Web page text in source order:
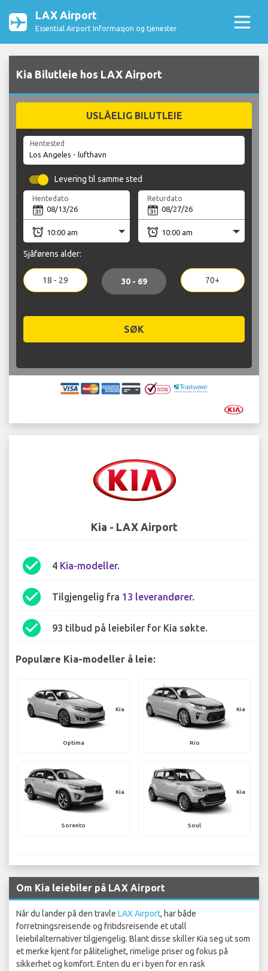
LAX Airport
Essential Airport Informasjon og tjenester
Kia Bilutleie hos LAX Airport
USLÅELIG BILUTLEIE
Hentested
Levering til samme sted
Hentedato Returdato
Sjåførens alder:
18 - 29 30 - 69 70+
SØK
Kia - LAX Airport
check_circle 4 Kia-modeller.
check_circle Tilgjengelig fra 13 leverandører.
check_circle 93 tilbud på leiebiler for Kia søkte.
Populære Kia-modeller å leie:
Kia
Optima
Kia
Rio
Kia
Sorento
Kia
Soul
Om Kia leiebiler på LAX Airport
Når du lander på den travle LAX Airport, har både
forretningsreisende og fritidsreisende et utall
leiebilalternativer tilgjengelig. Blant disse skiller Kia seg ut som
et merke kjent for pålitelighet, rimelige priser og fokus på
sikkerhet og komfort. Enten du er i byen for en rask